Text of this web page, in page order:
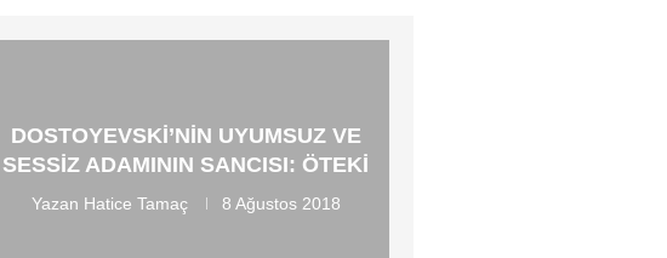
DOSTOYEVSKI’NIN UYUMSUZ VE
SESSIZ ADAMININ SANCISI: ÖTEKI
Yazan Hatice Tamaç 8 Ağustos 2018